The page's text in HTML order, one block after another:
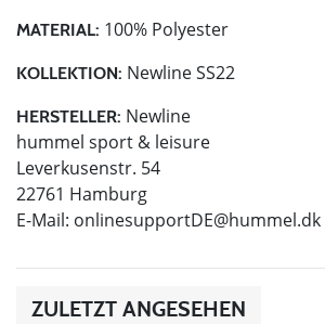
MATERIAL: 100% Polyester
KOLLEKTION: Newline SS22
HERSTELLER: Newline
hummel sport & leisure
Leverkusenstr. 54
22761 Hamburg
E-Mail: onlinesupportDE@hummel.dk
ZULETZT ANGESEHEN